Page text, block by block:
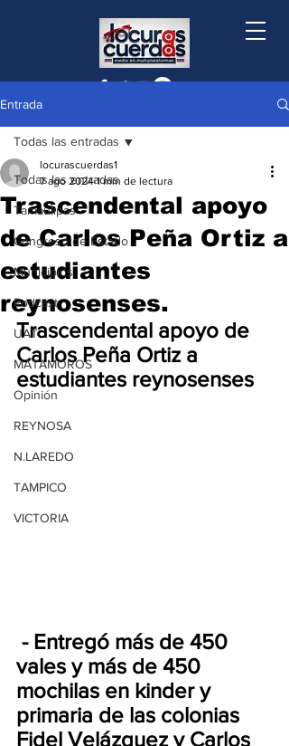
Entrada
Todas las entradas
Tamaulipas
Congreso de Estado
Municipios
Podcast
UAT
MATAMOROS
Opinión
REYNOSA
N.LAREDO
TAMPICO
VICTORIA
Todas las entradas
Trascendental apoyo
de Carlos Peña Ortiz a
estudiantes
reynosenses.
locurascuerdas1
7 ago 2024 1 min de lectura
Trascendental apoyo de
Carlos Peña Ortiz a
estudiantes reynosenses
vales y más de 450
mochilas en kinder y
primaria de las colonias
Fidel Velázquez y Carlos